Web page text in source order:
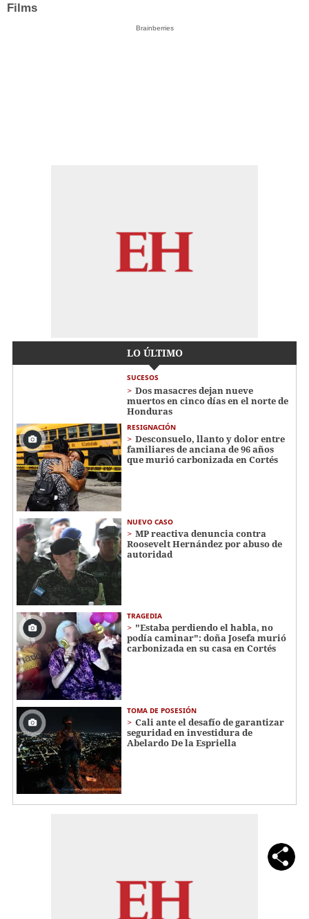
Films
Brainberries
LO ÚLTIMO
SUCESOS
Dos masacres dejan nueve
muertos en cinco días en el norte de
Honduras
RESIGNACIÓN
​​​​Desconsuelo, llanto y dolor entre
familiares de anciana de 96 años
que murió carbonizada en Cortés
NUEVO CASO
MP reactiva denuncia contra
Roosevelt Hernández por abuso de
autoridad
TRAGEDIA
"Estaba perdiendo el habla, no
podía caminar": doña Josefa murió
carbonizada en su casa en Cortés
TOMA DE POSESIÓN
Cali ante el desafío de garantizar
seguridad en investidura de
Abelardo De la Espriella